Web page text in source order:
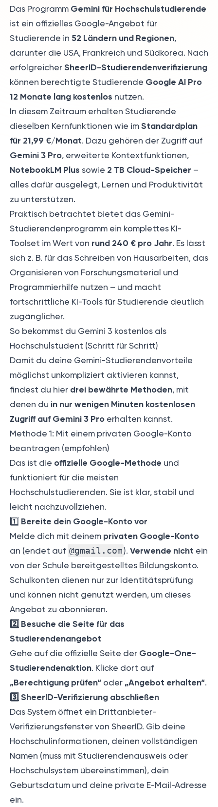
Das Programm Gemini für Hochschulstudierende
ist ein offizielles Google-Angebot für
Studierende in 52 Ländern und Regionen,
darunter die USA, Frankreich und Südkorea. Nach
erfolgreicher SheerID-Studierendenverifizierung
können berechtigte Studierende Google AI Pro
12 Monate lang kostenlos nutzen.
In diesem Zeitraum erhalten Studierende
dieselben Kernfunktionen wie im Standardplan
für 21,99 €/Monat. Dazu gehören der Zugriff auf
Gemini 3 Pro, erweiterte Kontextfunktionen,
NotebookLM Plus sowie 2 TB Cloud-Speicher –
alles dafür ausgelegt, Lernen und Produktivität
zu unterstützen.
Praktisch betrachtet bietet das Gemini-
Studierendenprogramm ein komplettes KI-
Toolset im Wert von rund 240 € pro Jahr. Es lässt
sich z. B. für das Schreiben von Hausarbeiten, das
Organisieren von Forschungsmaterial und
Programmierhilfe nutzen – und macht
fortschrittliche KI-Tools für Studierende deutlich
zugänglicher.
So bekommst du Gemini 3 kostenlos als
Hochschulstudent (Schritt für Schritt)
Damit du deine Gemini-Studierendenvorteile
möglichst unkompliziert aktivieren kannst,
findest du hier drei bewährte Methoden, mit
denen du in nur wenigen Minuten kostenlosen
Zugriff auf Gemini 3 Pro erhalten kannst.
Methode 1: Mit einem privaten Google-Konto
beantragen (empfohlen)
Das ist die offizielle Google-Methode und
funktioniert für die meisten
Hochschulstudierenden. Sie ist klar, stabil und
leicht nachzuvollziehen.
1️⃣ Bereite dein Google-Konto vor
Melde dich mit deinem privaten Google-Konto
an (endet auf @gmail.com).Verwende nicht ein
von der Schule bereitgestelltes Bildungskonto.
Schulkonten dienen nur zur Identitätsprüfung
und können nicht genutzt werden, um dieses
Angebot zu abonnieren.
2️⃣ Besuche die Seite für das
Studierendenangebot
Gehe auf die offizielle Seite der Google-One-
Studierendenaktion. Klicke dort auf
„Berechtigung prüfen“ oder „Angebot erhalten“.
3️⃣ SheerID-Verifizierung abschließen
Das System öffnet ein Drittanbieter-
Verifizierungsfenster von SheerID. Gib deine
Hochschulinformationen, deinen vollständigen
Namen (muss mit Studierendenausweis oder
Hochschulsystem übereinstimmen), dein
Geburtsdatum und deine private E-Mail-Adresse
ein.